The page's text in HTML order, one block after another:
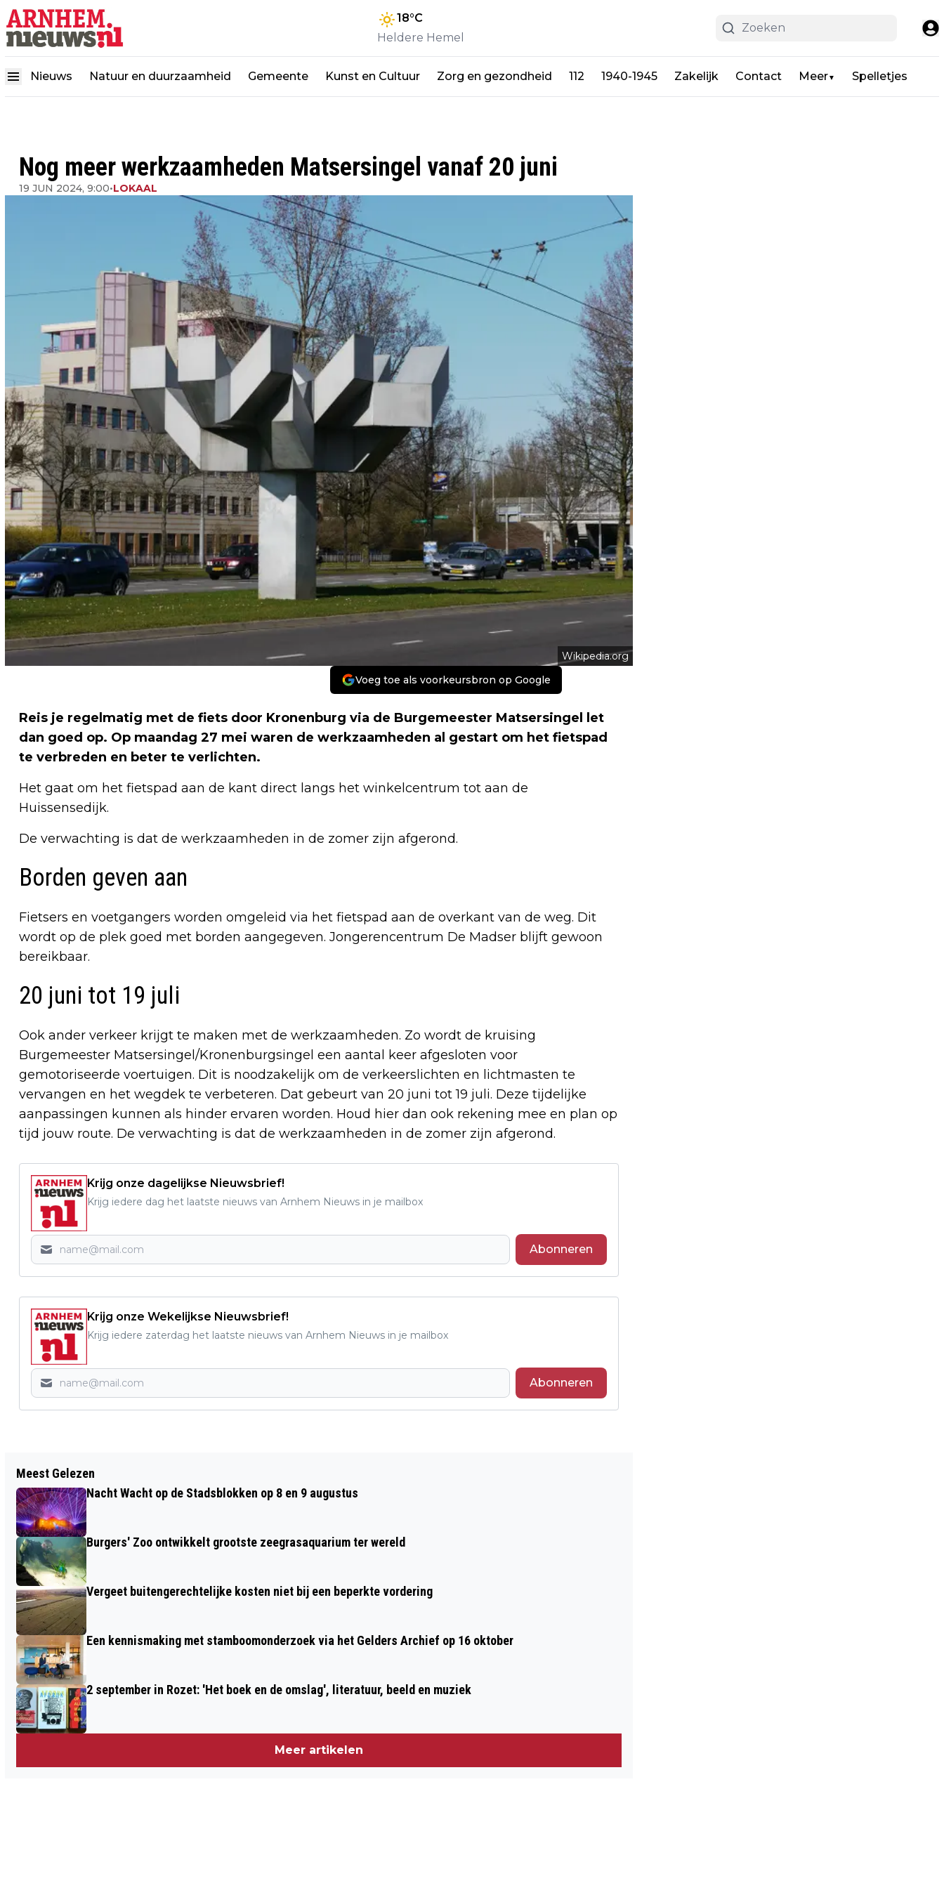
18°C
Heldere Hemel
Nieuws Natuur en duurzaamheid Gemeente Kunst en Cultuur Zorg en gezondheid 112 1940-1945 Zakelijk Contact Meer▼ Spelletjes
Nog meer werkzaamheden Matsersingel vanaf 20 juni
19 JUN 2024, 9:00•LOKAAL
Wikipedia.org
Voeg toe als voorkeursbron op Google
Reis je regelmatig met de fiets door Kronenburg via de Burgemeester Matsersingel let
dan goed op. Op maandag 27 mei waren de werkzaamheden al gestart om het fietspad
te verbreden en beter te verlichten.
Het gaat om het fietspad aan de kant direct langs het winkelcentrum tot aan de
Huissensedijk.
De verwachting is dat de werkzaamheden in de zomer zijn afgerond.
Borden geven aan
Fietsers en voetgangers worden omgeleid via het fietspad aan de overkant van de weg. Dit
wordt op de plek goed met borden aangegeven. Jongerencentrum De Madser blijft gewoon
bereikbaar.
20 juni tot 19 juli
Ook ander verkeer krijgt te maken met de werkzaamheden. Zo wordt de kruising
Burgemeester Matsersingel/Kronenburgsingel een aantal keer afgesloten voor
gemotoriseerde voertuigen. Dit is noodzakelijk om de verkeerslichten en lichtmasten te
vervangen en het wegdek te verbeteren. Dat gebeurt van 20 juni tot 19 juli. Deze tijdelijke
aanpassingen kunnen als hinder ervaren worden. Houd hier dan ook rekening mee en plan op
tijd jouw route. De verwachting is dat de werkzaamheden in de zomer zijn afgerond.
Krijg onze dagelijkse Nieuwsbrief!
Krijg iedere dag het laatste nieuws van Arnhem Nieuws in je mailbox
Abonneren
Krijg onze Wekelijkse Nieuwsbrief!
Krijg iedere zaterdag het laatste nieuws van Arnhem Nieuws in je mailbox
Abonneren
WERKZAAMHEDEN BOULEVARD
HEUVELINK 25 JUNI TOT EN MET 5 JULI
WELZIJN BIJ ASTRUM COLLEGE, VELP
Meest Gelezen
Nacht Wacht op de Stadsblokken op 8 en 9 augustus
Burgers' Zoo ontwikkelt grootste zeegrasaquarium ter wereld
Vergeet buitengerechtelijke kosten niet bij een beperkte vordering
Een kennismaking met stamboomonderzoek via het Gelders Archief op 16 oktober
2 september in Rozet: 'Het boek en de omslag', literatuur, beeld en muziek
Meer artikelen